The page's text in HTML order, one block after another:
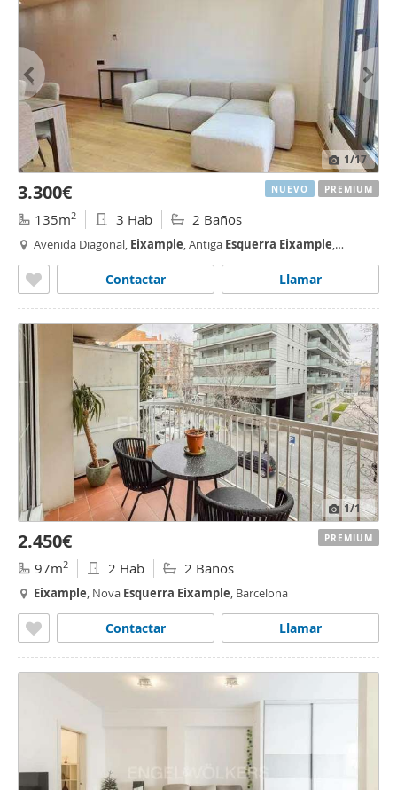
1/17
3.300€
135m2 3 Hab 2 Baños
Avenida Diagonal, Eixample, Antiga Esquerra Eixample,
Llamar
Contactar
NUEVO PREMIUM
1/1
2.450€
97m2 2 Hab 2 Baños
Eixample, Nova Esquerra Eixample, Barcelona
Llamar
Contactar
PREMIUM